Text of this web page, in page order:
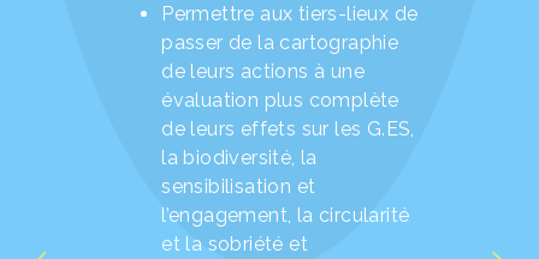
Permettre aux tiers-lieux de
passer de la cartographie
de leurs actions à une
évaluation plus complète
de leurs effets sur les G.ES,
la biodiversité, la
sensibilisation et
l’engagement, la circularité
et la sobriété et